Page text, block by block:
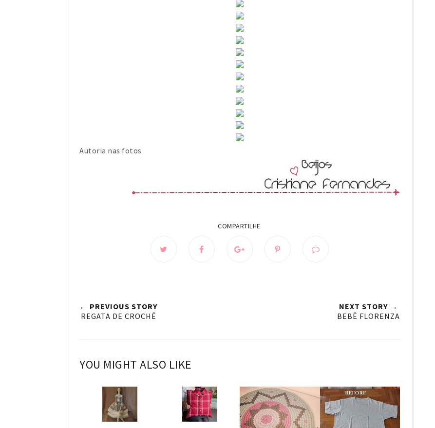
Autoria nas fotos
← PREVIOUS STORY
REGATA DE CROCHÊ
NEXT STORY →
BEBÊ FLORENZA
YOU MIGHT ALSO LIKE